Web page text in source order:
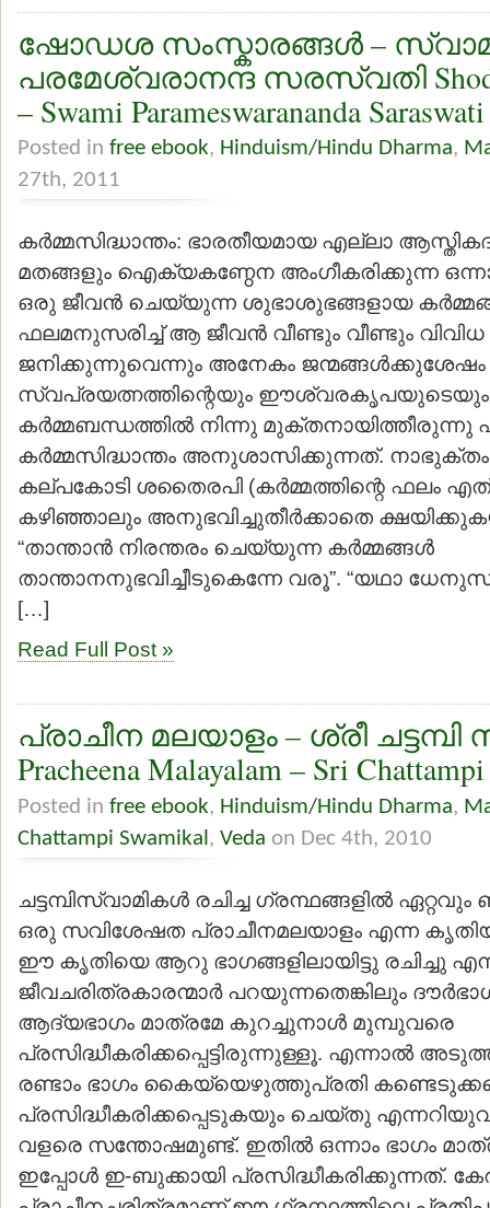
ഷോഡശ സംസ്കാരങ്ങള്‍ –
പരമേശ്വരാനന്ദ സരസ്വതി
– Swami Parameswarananda Saraswati
Posted in free ebook, Hinduism/Hindu Dharma,
27th, 2011
കര്‍മ്മസിദ്ധാന്തം: ഭാരതീയമായ എല്ലാ
മതങ്ങളും ഐക്യകണ്ഠേന അംഗീകരിക്കുന്ന
ഒരു ജീവന്‍ ചെയ്യുന്ന ശുഭാശുഭങ്ങളായ
ഫലമനുസരിച്ച് ആ ജീവന്‍ വീണ്ടും വീണ്ടും
ജനിക്കുന്നുവെന്നും അനേകം ജന്മങ്ങള്‍ക്കുശേഷം
സ്വപ്രയത്നത്തിന്റെയും ഈശ്വരകൃപയുടെയും
കര്‍മ്മബന്ധത്തില്‍ നിന്നു
കര്‍മ്മസിദ്ധാന്തം അനുശാസിക്കുന്നത്. നാഭുക്തം
കല്പകോടി ശതൈരപി (കര്‍മ്മത്തിന്റെ ഫലം
കഴിഞ്ഞാലും അനുഭവിച്ചുതീര്‍ക്കാതെ
“താന്താന്‍ നിരന്തരം ചെയ്യുന്ന കര്‍മ്മങ്ങള്‍
താന്താനനുഭവിച്ചീടുകെന്നേ വരൂ”. “യഥാ
[…]
Read Full Post »
പ്രാചീന മലയാളം – ശ്രീ
Pracheena Malayalam – Sri
Posted in free ebook, Hinduism/Hindu Dharma,
Chattampi Swamikal , Veda on Dec 4th, 2010
ചട്ടമ്പിസ്വാമികള്‍ രചിച്ച ഗ്രന്ഥങ്ങളില്‍
ഒരു സവിശേഷത പ്രാചീനമലയാളം എന്ന
ഈ കൃതിയെ ആറു ഭാഗങ്ങളിലായിട്ടു രചിച്ചു
ജീവചരിത്രകാരന്മാര്‍ പറയുന്നതെങ്കിലും
ആദ്യഭാഗം മാത്രമേ കുറച്ചുനാള്‍ മുമ്പുവരെ
പ്രസിദ്ധീകരിക്കപ്പെട്ടിരുന്നുള്ളൂ. എന്നാല്‍
രണ്ടാം ഭാഗം കൈയ്യെഴുത്തുപ്രതി
പ്രസിദ്ധീകരിക്കപ്പെടുകയും ചെയ്തു
വളരെ സന്തോഷമുണ്ട്. ഇതില്‍ ഒന്നാം ഭാഗം
ഇപ്പോള്‍ ഇ-ബുക്കായി പ്രസിദ്ധീകരിക്കുന്നത്.